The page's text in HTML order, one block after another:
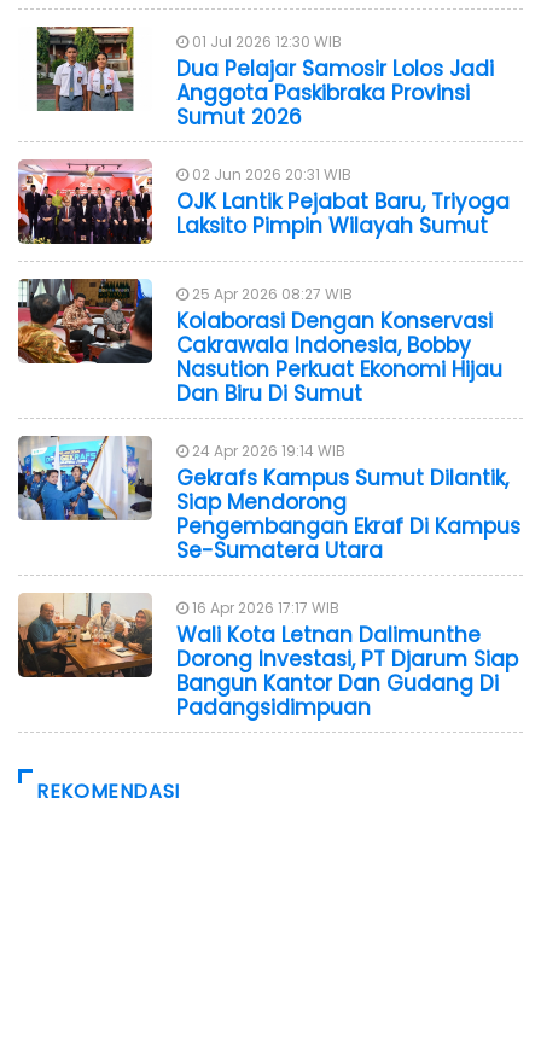
01 Jul 2026 12:30 WIB
Dua Pelajar Samosir Lolos Jadi
Anggota Paskibraka Provinsi
Sumut 2026
02 Jun 2026 20:31 WIB
OJK Lantik Pejabat Baru, Triyoga
Laksito Pimpin Wilayah Sumut
25 Apr 2026 08:27 WIB
Kolaborasi Dengan Konservasi
Cakrawala Indonesia, Bobby
Nasution Perkuat Ekonomi Hijau
Dan Biru Di Sumut
24 Apr 2026 19:14 WIB
Gekrafs Kampus Sumut Dilantik,
Siap Mendorong
Pengembangan Ekraf Di Kampus
Se-Sumatera Utara
16 Apr 2026 17:17 WIB
Wali Kota Letnan Dalimunthe
Dorong Investasi, PT Djarum Siap
Bangun Kantor Dan Gudang Di
Padangsidimpuan
REKOMENDASI